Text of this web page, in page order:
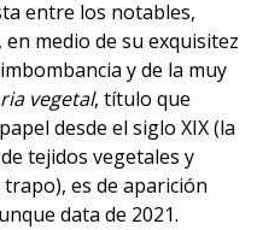
entre los notables,
medio de su exquisitez
y de la muy
vegetal, título que
desde el siglo XIX (la
tejidos vegetales y
es de aparición
data de 2021.